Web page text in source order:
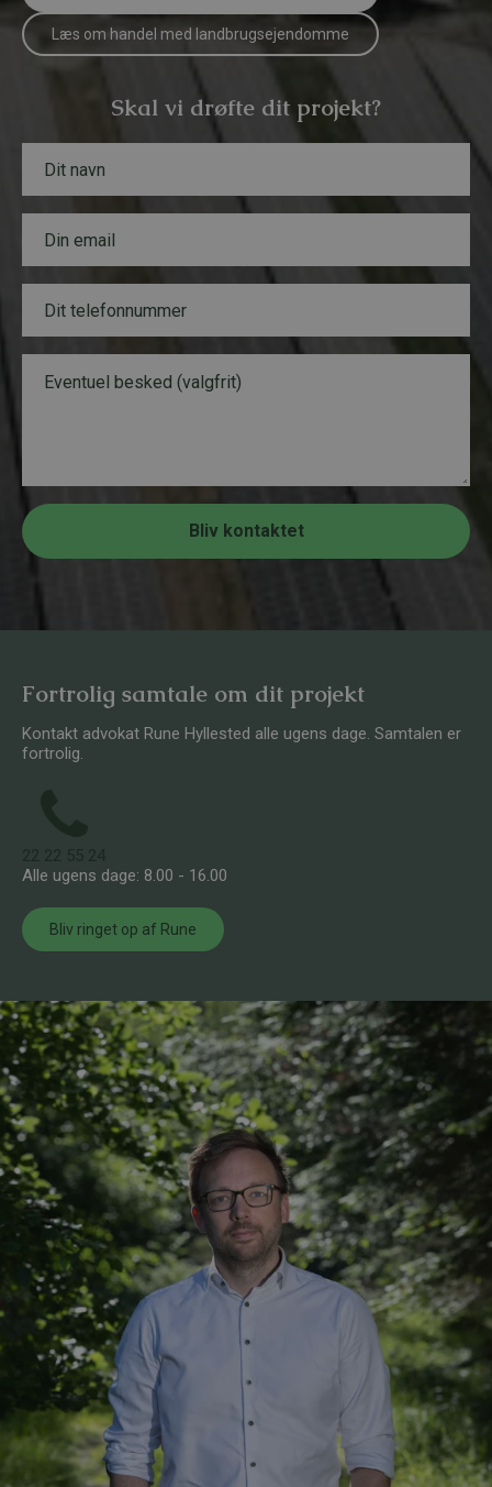
Læs om handel med landbrugsejendomme
Skal vi drøfte dit projekt?
m
a
L
u
v
n
a
i
l
e
m
e
r
*
Bliv kontaktet
Fortrolig samtale om dit projekt
Kontakt advokat Rune Hyllested alle ugens dage. Samtalen er
fortrolig.
Alle ugens dage: 8.00 - 16.00
Bliv ringet op af Rune